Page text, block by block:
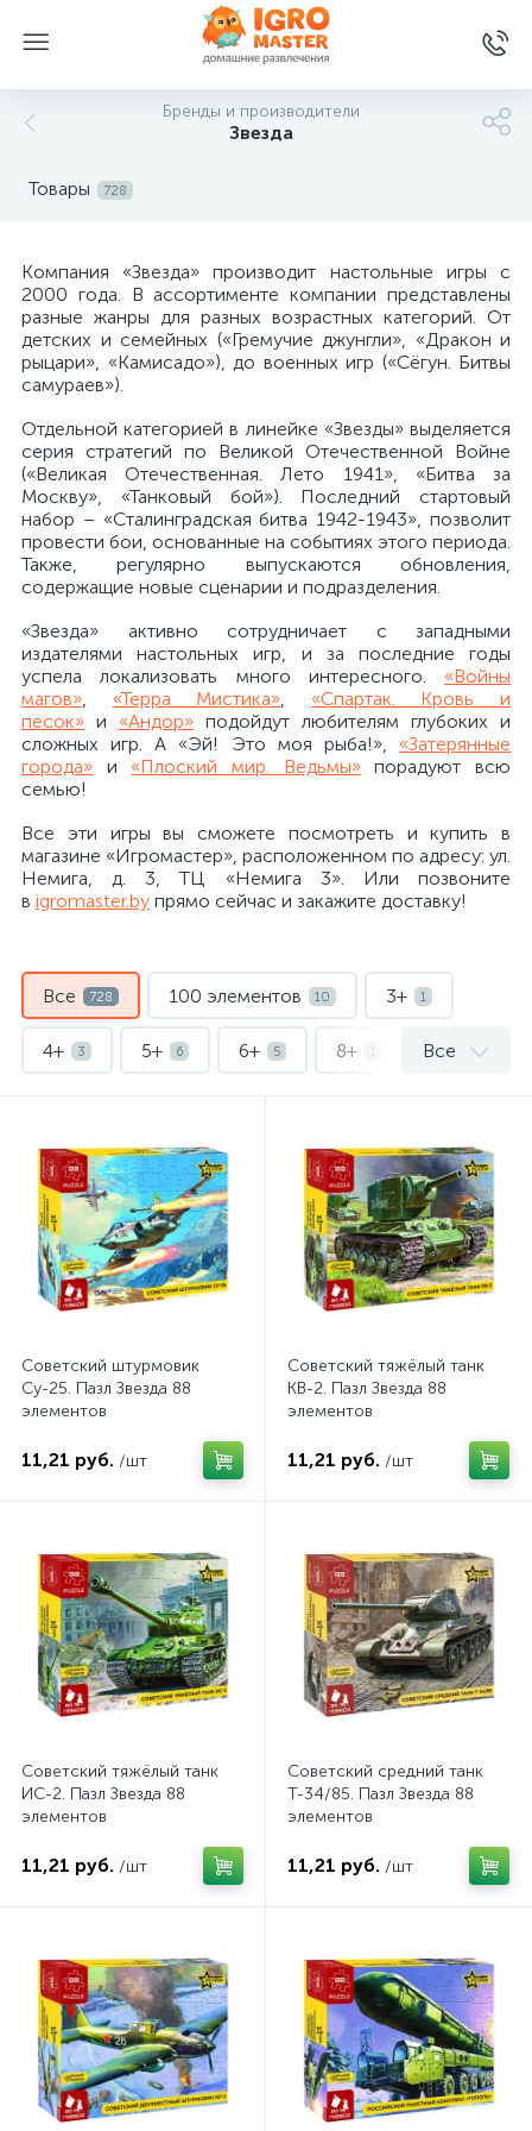
Бренды и производители
Звезда
Товары 728
Компания «Звезда» производит настольные игры с
2000 года. В ассортименте компании представлены
разные жанры для разных возрастных категорий. От
детских и семейных («Гремучие джунгли», «Дракон и
рыцари», «Камисадо»), до военных игр («Сёгун. Битвы
самураев»).
Отдельной категорией в линейке «Звезды» выделяется
серия стратегий по Великой Отечественной Войне
(«Великая Отечественная. Лето 1941», «Битва за
Москву», «Танковый бой»). Последний стартовый
набор – «Сталинградская битва 1942-1943», позволит
провести бои, основанные на событиях этого периода.
Также, регулярно выпускаются обновления,
содержащие новые сценарии и подразделения.
«Звезда» активно сотрудничает с западными
издателями настольных игр, и за последние годы
успела локализовать много интересного. «Войны
магов», «Терра Мистика», «Спартак. Кровь и
песок» и «Андор» подойдут любителям глубоких и
сложных игр. А «Эй! Это моя рыба!», «Затерянные
города» и «Плоский мир. Ведьмы»порадуют всю
семью!
Все эти игры вы сможете посмотреть и купить в
магазине «Игромастер», расположенном по адресу: ул.
Немига, д. 3, ТЦ «Немига 3». Или позвоните
в igromaster.by прямо сейчас и закажите доставку!
Все 728 100 элементов 10 3+ 1
4+ 3 5+ 6 6+ 5 8+
Андор 1 В дорогу Викторины 2
Военные 2 Детективные 1
Для вечеринки 2 Для двоих 8
Инструменты, грунтовка и клей 7
Настольные игры для всей семьи 16
Настольные Квесты Поселенцы 6
Сборные модели
Сборные модели автомобилей
Сборные модели вертолётов 23
Сборные модели военной техники 97
Сборные модели самолетов 68
Сборные модели танков
Стратегические 19 Фэнтези 5
Все
Советский штурмовик
Су-25. Пазл Звезда 88
элементов
11,21 руб. /шт
Советский тяжёлый танк
КВ-2. Пазл Звезда 88
элементов
11,21 руб. /шт
Советский тяжёлый танк
ИС-2. Пазл Звезда 88
элементов
11,21 руб. /шт
Советский средний танк
Т-34/85. Пазл Звезда 88
элементов
11,21 руб. /шт